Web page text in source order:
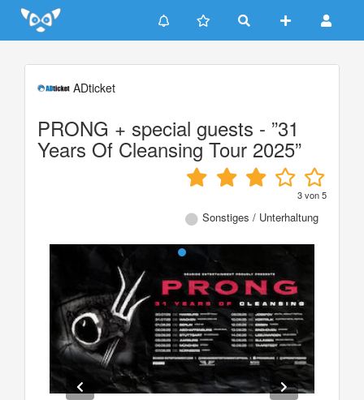
Update cookies preferences
ADticket
PRONG + special guests - ”31
Years Of Cleansing Tour 2025”
3von5
Sonstiges / Unterhaltung